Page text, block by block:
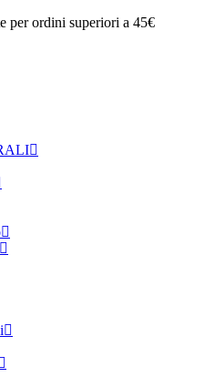
per ordini superiori a 45€